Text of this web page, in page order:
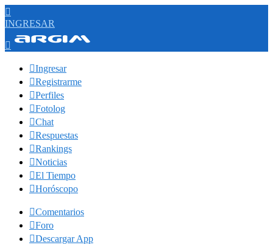

INGRESAR

Ingresar
Registrarme
Perfiles
Fotolog
Chat
Respuestas
Rankings
Noticias
El Tiempo
Horóscopo
Comentarios
Foro
Descargar App